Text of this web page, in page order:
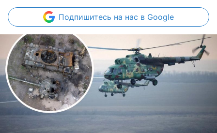
Подпишитесь на нас в Google